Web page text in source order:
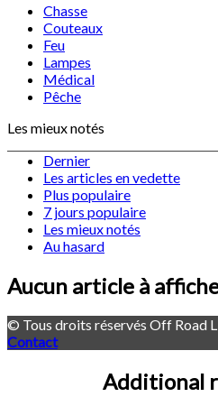
Chasse
Couteaux
Feu
Lampes
Médical
Pêche
Les mieux notés
Dernier
Les articles en vedette
Plus populaire
7 jours populaire
Les mieux notés
Au hasard
Aucun article à
© Tous droits réservés Off Road
Contact
Additional